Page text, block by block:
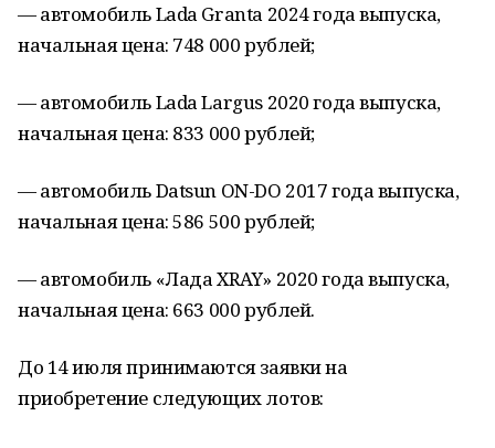
— автомобиль Lada Granta 2024 года выпуска,
начальная цена: 748 000 рублей;
— автомобиль Lada Largus 2020 года выпуска,
начальная цена: 833 000 рублей;
— автомобиль Datsun ON-DO 2017 года выпуска,
начальная цена: 586 500 рублей;
— автомобиль «Лада XRAY» 2020 года выпуска,
начальная цена: 663 000 рублей.
До 14 июля принимаются заявки на
приобретение следующих лотов: